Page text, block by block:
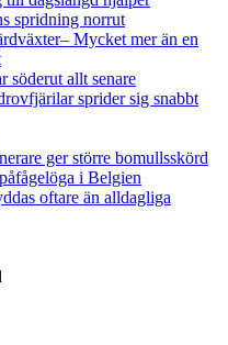
spridning norrut
Mycket mer än en
söderut allt senare
sprider sig snabbt
ger större bomullsskörd
i Belgien
oftare än alldagliga